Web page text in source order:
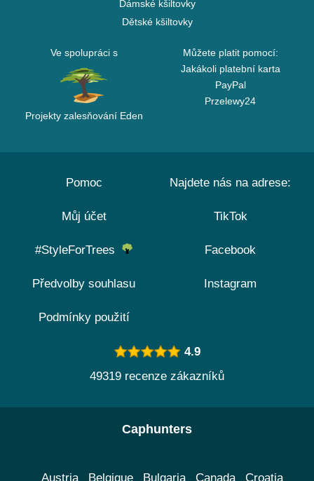
Dámské kšiltovky
Dětské kšiltovky
Ve spolupráci s
Projekty zalesňování Eden
Můžete platit pomocí:
Jakákoli platební karta
PayPal
Przelewy24
Pomoc
Můj účet
#StyleForTrees
Předvolby souhlasu
Podmínky použití
Najdete nás na adrese:
TikTok
Facebook
Instagram
4.9
49319 recenze zákazníků
Caphunters
Austria Belgique Bulgaria Canada Croatia